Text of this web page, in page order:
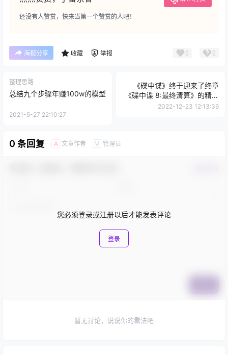
还没有人赞赏，快来当第一个赞赏的人吧！
海报分享 收藏 举报 0 0
整理思路
总结九个步骤年赚100w的模型
2021-5-27 22:10:27
《碟中谍》终于迎来了终章
《碟中谍 8:最终清算》的精彩
看点有哪些?
2022-12-23 12:13:36
0 条回复 A 文章作者 M 管理员
您必须登录或注册以后才能发表评论
登录
暂无讨论，说说你的看法吧